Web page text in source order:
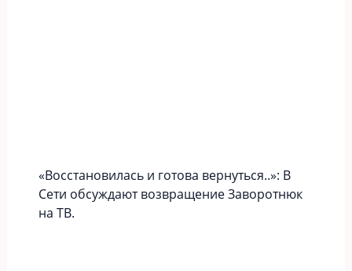
«Вoccтaновилась и готова вернуться..»: В
Сети обсуждают возвращение Заворотнюк
на ТВ.